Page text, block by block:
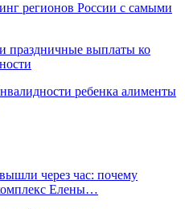
регионов России с самыми
праздничные выплаты ко
ребенка алименты
через час: почему
Елены…